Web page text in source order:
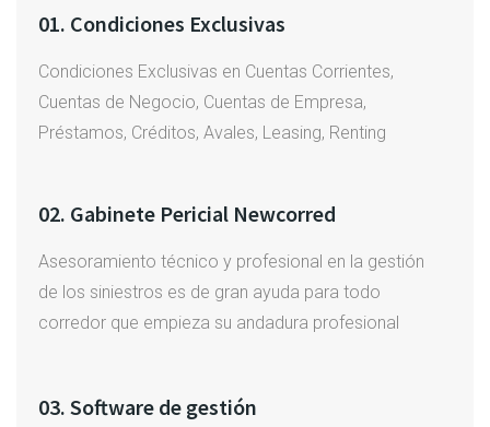
01. Condiciones Exclusivas
Condiciones Exclusivas en Cuentas Corrientes,
Cuentas de Negocio, Cuentas de Empresa,
Préstamos, Créditos, Avales, Leasing, Renting
02. Gabinete Pericial Newcorred
Asesoramiento técnico y profesional en la gestión
de los siniestros es de gran ayuda para todo
corredor que empieza su andadura profesional
03. Software de gestión